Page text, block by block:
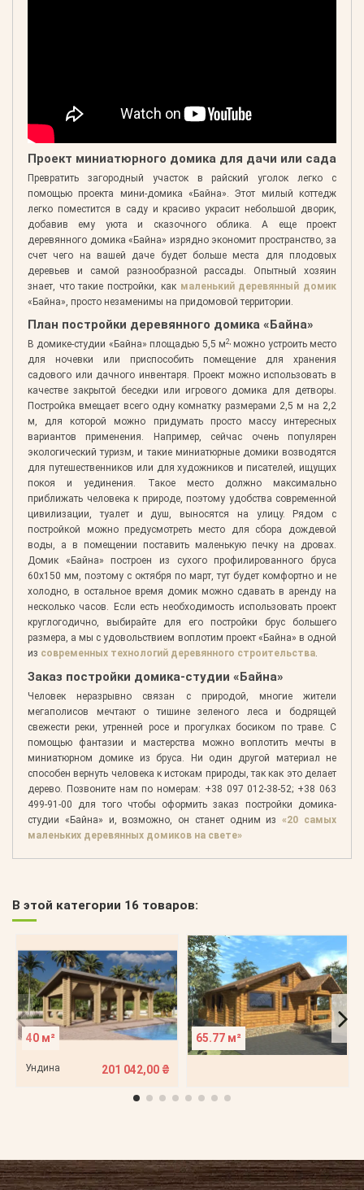
Проект миниатюрного домика для дачи или сада
Превратить загородный участок в райский уголок легко с
помощью проекта мини-домика «Байна». Этот милый коттедж
легко поместится в саду и красиво украсит небольшой дворик,
добавив ему уюта и сказочного облика. А еще проект
деревянного домика «Байна» изрядно экономит пространство, за
счет чего на вашей даче будет больше места для плодовых
деревьев и самой разнообразной рассады. Опытный хозяин
знает, что такие постройки, как маленький деревянный домик
«Байна», просто незаменимы на придомовой территории.
План постройки деревянного домика «Байна»
В домике-студии «Байна» площадью 5,5 м2,можно устроить место
для ночевки или приспособить помещение для хранения
садового или дачного инвентаря. Проект можно использовать в
качестве закрытой беседки или игрового домика для детворы.
Постройка вмещает всего одну комнатку размерами 2,5 м на 2,2
м, для которой можно придумать просто массу интересных
вариантов применения. Например, сейчас очень популярен
экологический туризм, и такие миниатюрные домики возводятся
для путешественников или для художников и писателей, ищущих
покоя и уединения. Такое место должно максимально
приближать человека к природе, поэтому удобства современной
цивилизации, туалет и душ, выносятся на улицу. Рядом с
постройкой можно предусмотреть место для сбора дождевой
воды, а в помещении поставить маленькую печку на дровах.
Домик «Байна» построен из сухого профилированного бруса
60х150 мм, поэтому с октября по март, тут будет комфортно и не
холодно, в остальное время домик можно сдавать в аренду на
несколько часов. Если есть необходимость использовать проект
круглогодично, выбирайте для его постройки брус большего
размера, а мы с удовольствием воплотим проект «Байна» в одной
из современных технологий деревянного строительства.
Заказ постройки домика-студии «Байна»
Человек неразрывно связан с природой, многие жители
мегаполисов мечтают о тишине зеленого леса и бодрящей
свежести реки, утренней росе и прогулках босиком по траве. С
помощью фантазии и мастерства можно воплотить мечты в
миниатюрном домике из бруса. Ни один другой материал не
способен вернуть человека к истокам природы, так как это делает
дерево. Позвоните нам по номерам: +38 097 012-38-52; +38 063
499-91-00 для того чтобы оформить заказ постройки домика-
студии «Байна» и, возможно, он станет одним из«20 самых
маленьких деревянных домиков на свете»
В этой категории 16 товаров:
40 м²
Ундина 201 042,00 ₴
65.77 м²